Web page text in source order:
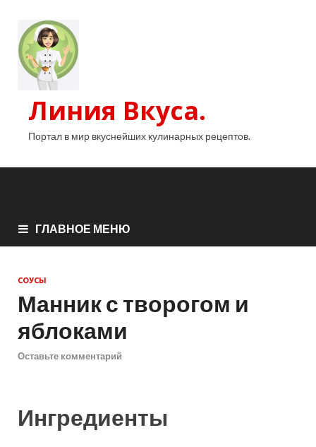
Линия Вкуса.
Портал в мир вкуснейших кулинарных рецептов.
ГЛАВНОЕ МЕНЮ
СОУСЫ
Манник с творогом и
яблоками
Оставьте комментарий
Ингредиенты